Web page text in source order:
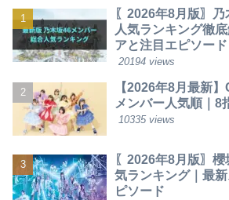
〖2026年8月版〗
人気ランキング徹
アと注目エピソード
20194 views
【2026年8月最新
メンバー人気順｜8
10335 views
〖2026年8月版〗
気ランキング｜最
ピソード